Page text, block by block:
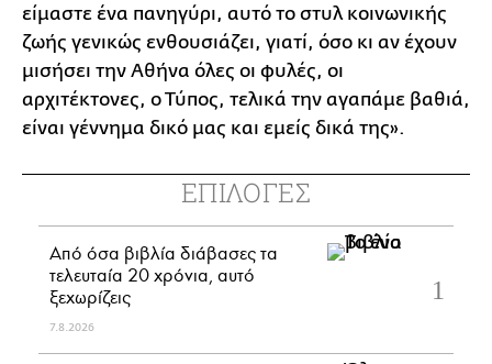
είμαστε ένα πανηγύρι, αυτό το στυλ κοινωνικής
ζωής γενικώς ενθουσιάζει, γιατί, όσο κι αν έχουν
μισήσει την Αθήνα όλες οι φυλές, οι
αρχιτέκτονες, ο Τύπος, τελικά την αγαπάμε βαθιά,
είναι γέννημα δικό μας και εμείς δικά της».
ΕΠΙΛΟΓΕΣ
Από όσα βιβλία διάβασες τα
τελευταία 20 χρόνια, αυτό
ξεχωρίζεις
7.8.2026